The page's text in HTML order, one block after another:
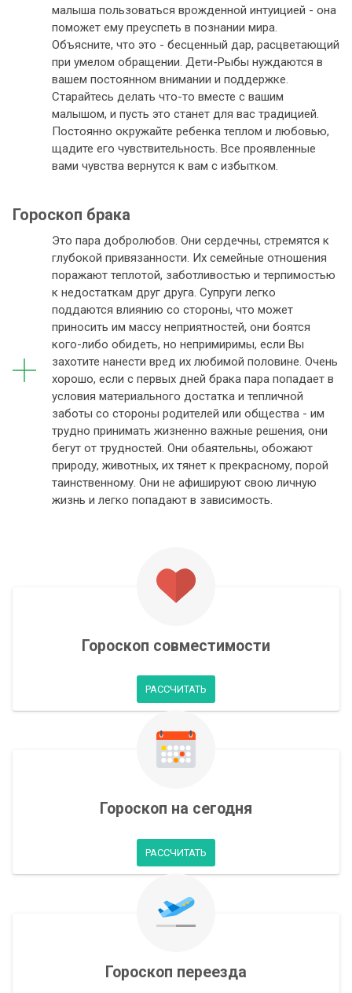
малыша пользоваться врожденной интуицией - она
поможет ему преуспеть в познании мира.
Объясните, что это - бесценный дар, расцветающий
при умелом обращении. Дети-Рыбы нуждаются в
вашем постоянном внимании и поддержке.
Старайтесь делать что-то вместе с вашим
малышом, и пусть это станет для вас традицией.
Постоянно окружайте ребенка теплом и любовью,
щадите его чувствительность. Все проявленные
вами чувства вернутся к вам с избытком.
Гороскоп брака
Это пара добролюбов. Они сердечны, стремятся к
глубокой привязанности. Их семейные отношения
поражают теплотой, заботливостью и терпимостью
к недостаткам друг друга. Супруги легко
поддаются влиянию со стороны, что может
приносить им массу неприятностей, они боятся
кого-либо обидеть, но непримиримы, если Вы
захотите нанести вред их любимой половине. Очень
хорошо, если с первых дней брака пара попадает в
условия материального достатка и тепличной
заботы со стороны родителей или общества - им
трудно принимать жизненно важные решения, они
бегут от трудностей. Они обаятельны, обожают
природу, животных, их тянет к прекрасному, порой
таинственному. Они не афишируют свою личную
жизнь и легко попадают в зависимость.
Гороскоп совместимости
РАССЧИТАТЬ
Гороскоп на сегодня
РАССЧИТАТЬ
Гороскоп переезда